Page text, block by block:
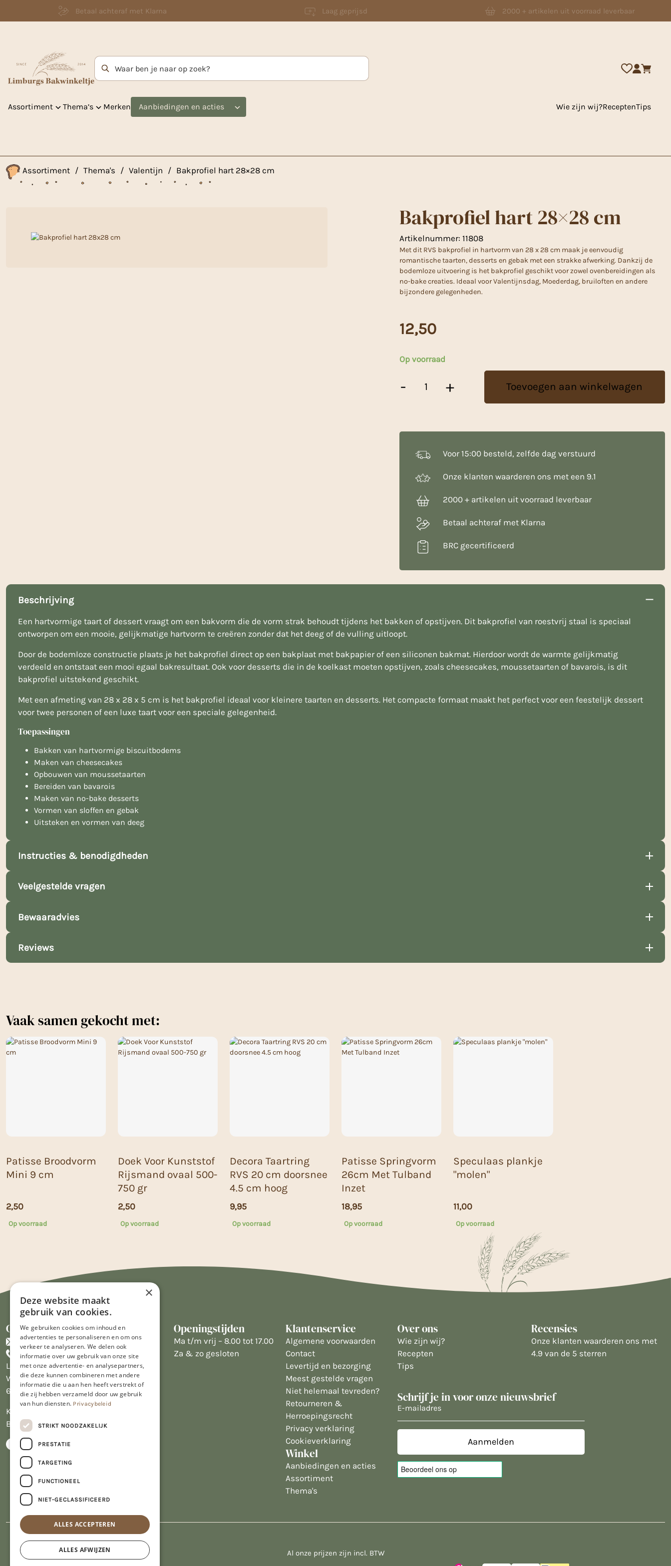
Betaal achteraf met Klarna Laag geprijsd 2000 + artikelen uit voorraad leverbaar
Zoekterm
Assortiment Thema’s Merken Aanbiedingen en acties Wie zijn wij?ReceptenTips
Assortiment / Thema's / Valentijn / Bakprofiel hart 28×28 cm
Bakprofiel hart 28×28 cm
Artikelnummer: 11808
Met dit RVS bakprofiel in hartvorm van 28 x 28 cm maak je eenvoudig
romantische taarten, desserts en gebak met een strakke afwerking. Dankzij de
bodemloze uitvoering is het bakprofiel geschikt voor zowel ovenbereidingen als
no-bake creaties. Ideaal voor Valentijnsdag, Moederdag, bruiloften en andere
bijzondere gelegenheden.
12,50
Op voorraad
-
hart
+ Toevoegen aan winkelwagen
Voor 15:00 besteld, zelfde dag verstuurd
Onze klanten waarderen ons met een 9.1
2000 + artikelen uit voorraad leverbaar
Betaal achteraf met Klarna
BRC gecertificeerd
Beschrijving
Een hartvormige taart of dessert vraagt om een bakvorm die de vorm strak behoudt tijdens het bakken of opstijven. Dit bakprofiel van roestvrij staal is speciaal
ontworpen om een mooie, gelijkmatige hartvorm te creëren zonder dat het deeg of de vulling uitloopt.
Door de bodemloze constructie plaats je het bakprofiel direct op een bakplaat met bakpapier of een siliconen bakmat. Hierdoor wordt de warmte gelijkmatig
verdeeld en ontstaat een mooi egaal bakresultaat. Ook voor desserts die in de koelkast moeten opstijven, zoals cheesecakes, moussetaarten of bavarois, is dit
bakprofiel uitstekend geschikt.
Met een afmeting van 28 x 28 x 5 cm is het bakprofiel ideaal voor kleinere taarten en desserts. Het compacte formaat maakt het perfect voor een feestelijk dessert
voor twee personen of een luxe taart voor een speciale gelegenheid.
Toepassingen
Bakken van hartvormige biscuitbodems
Maken van cheesecakes
Opbouwen van moussetaarten
Bereiden van bavarois
Maken van no-bake desserts
Vormen van sloffen en gebak
Uitsteken en vormen van deeg
Instructies & benodigdheden
Veelgestelde vragen
Bewaaradvies
Reviews
Vaak samen gekocht met:
Patisse Broodvorm
Mini 9 cm
2,50
Op voorraad
Doek Voor Kunststof
Rijsmand ovaal 500-
750 gr
2,50
Op voorraad
Decora Taartring
RVS 20 cm doorsnee
4.5 cm hoog
9,95
Op voorraad
Patisse Springvorm
26cm Met Tulband
Inzet
18,95
Op voorraad
Speculaas plankje
"molen"
11,00
Op voorraad
Contact
info@limburgsbakwinkeltje.nl
+31455226693
Limburgs Bakwinkeltje
Wijngaardsweg 16
6412 PJ Heerlen
KVK 14069470
BTW NL809913914.B01
Openingstijden
Ma t/m vrij – 8.00 tot 17.00
Za & zo gesloten
Klantenservice
Algemene voorwaarden
Contact
Levertijd en bezorging
Meest gestelde vragen
Niet helemaal tevreden?
Retourneren &
Herroepingsrecht
Privacy verklaring
Cookieverklaring
Winkel
Aanbiedingen en acties
Assortiment
Thema's
Over ons
Wie zijn wij?
Recepten
Tips
Recensies
Onze klanten waarderen ons met
4.9 van de 5 sterren
Schrijf je in voor onze nieuwsbrief
E-
mailadres
Al onze prijzen zijn incl. BTW
×
Deze website maakt
gebruik van cookies.
We gebruiken cookies om inhoud en
advertenties te personaliseren en om ons
verkeer te analyseren. We delen ook
informatie over uw gebruik van onze site
met onze advertentie- en analysepartners,
die deze kunnen combineren met andere
informatie die u aan hen heeft verstrekt of
die zij hebben verzameld door uw gebruik
van hun diensten. Privacybeleid
STRIKT NOODZAKELIJK
PRESTATIE
TARGETING
FUNCTIONEEL
NIET-GECLASSIFICEERD
ALLES ACCEPTEREN
ALLES AFWIJZEN